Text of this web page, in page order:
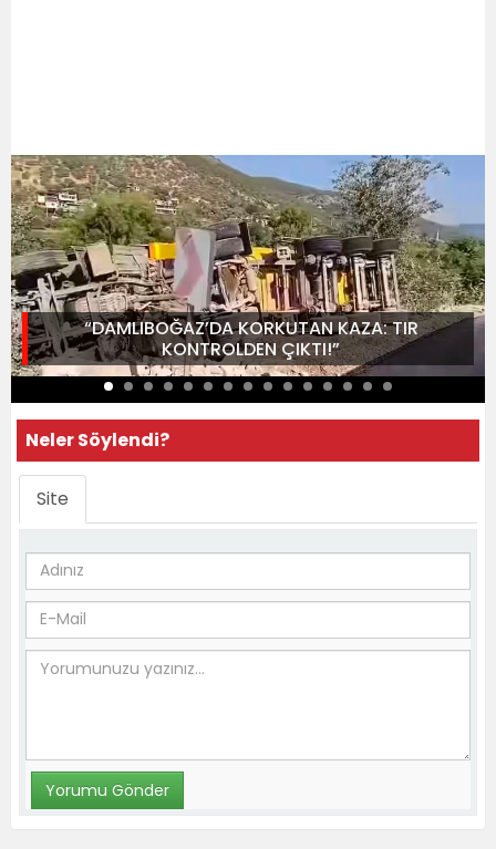
“DAMLIBOĞAZ’DA KORKUTAN KAZA: TIR
KONTROLDEN ÇIKTI!”
Neler Söylendi?
Site